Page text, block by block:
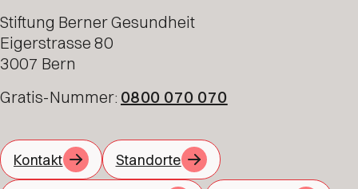
Stiftung Berner Gesundheit
Eigerstrasse 80
3007 Bern
Gratis-Nummer: 0800 070 070
Kontakt Standorte